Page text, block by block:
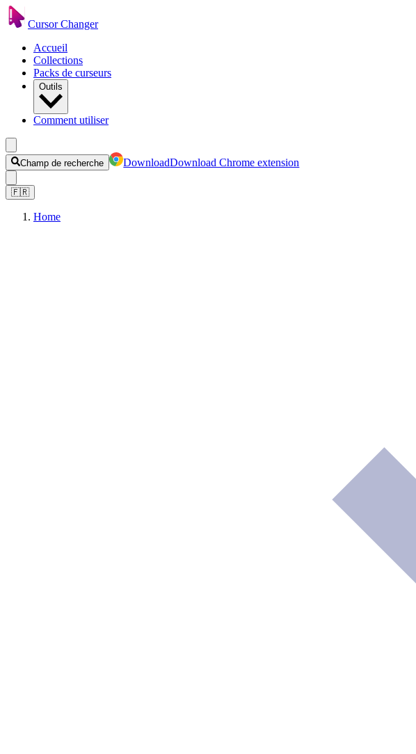
Cursor Changer
Accueil
Collections
Packs de curseurs
Outils
Comment utiliser
Champ de recherche DownloadDownload Chrome extension
🇫🇷
Home